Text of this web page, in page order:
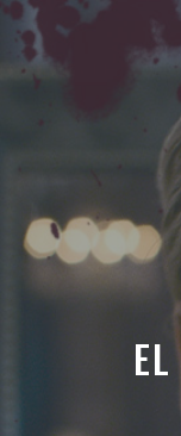
Saltar
contenido